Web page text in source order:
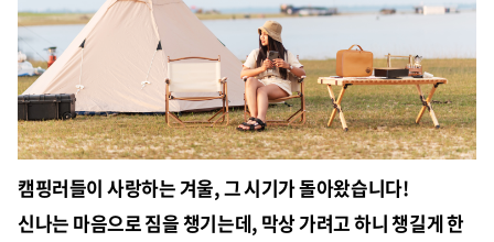
캠핑러들이 사랑하는 겨울, 그 시기가 돌아왔습니다!
신나는 마음으로 짐을 챙기는데, 막상 가려고 하니 챙길게 한